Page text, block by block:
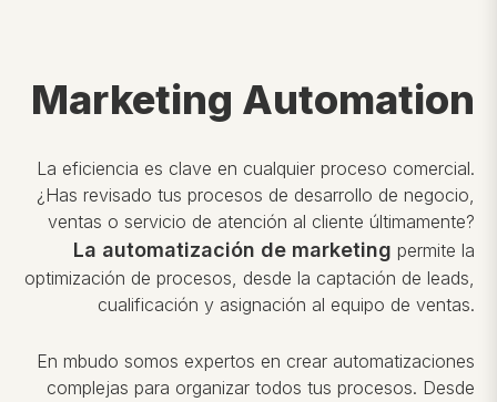
Marketing Automation
La eficiencia es clave en cualquier proceso comercial.
¿Has revisado tus procesos de desarrollo de negocio,
ventas o servicio de atención al cliente últimamente?
La automatización de marketing permite la
optimización de procesos, desde la captación de leads,
cualificación y asignación al equipo de ventas.
En mbudo somos expertos en crear automatizaciones
complejas para organizar todos tus procesos. Desde